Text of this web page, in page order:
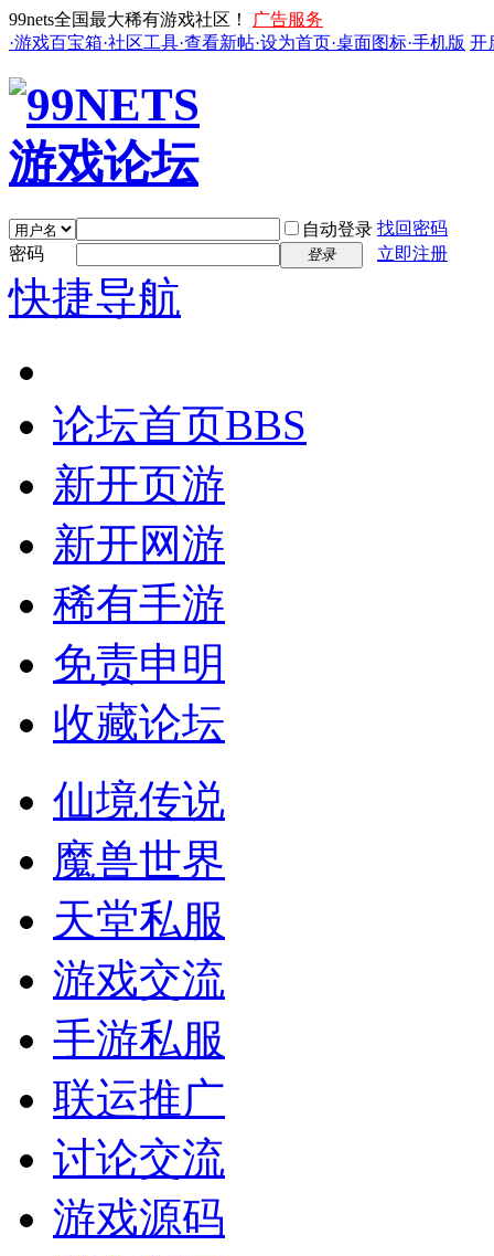
99nets全国最大稀有游戏社区！
广告服务
·游戏百宝箱·社区工具·查看新帖·设为首页·桌面图标·手机版 开
自动登录 找回密码
密码
登录 立即注册
快捷导航
论坛首页BBS
新开页游
新开网游
稀有手游
免责申明
收藏论坛
仙境传说
魔兽世界
天堂私服
游戏交流
手游私服
联运推广
讨论交流
游戏源码